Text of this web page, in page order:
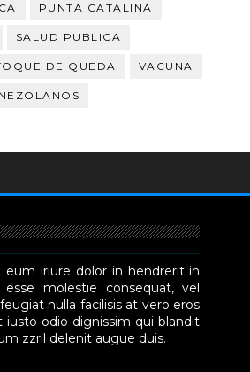
PUNTA CATALINA
SALUD PUBLICA
DE QUEDA VACUNA
eum iriure dolor in hendrerit in
molestie consequat, vel
nulla facilisis at vero eros
iusto odio dignissim qui blandit
zzril delenit augue duis.